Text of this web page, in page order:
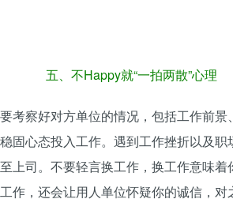
五、不Happy就“一拍两散”心理
考察好对方单位的情况，包括工作前
固心态投入工作。遇到工作挫折以及
上司。不要轻言换工作，换工作意味
作，还会让用人单位怀疑你的诚信，对